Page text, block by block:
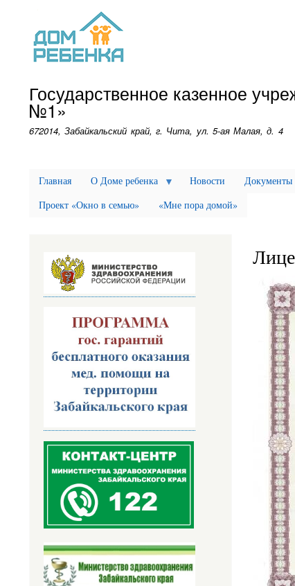
Государственное казенное
№1»
672014, Забайкальский край, г. Чита, ул. 5-ая Малая, д. 4
Главная О Доме ребенка Новости Документы
Проект «Окно в семью»
«Мне пора домой»